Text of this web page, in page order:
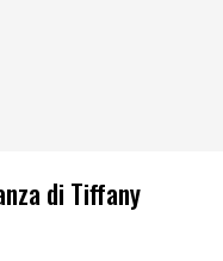
di Tiffany